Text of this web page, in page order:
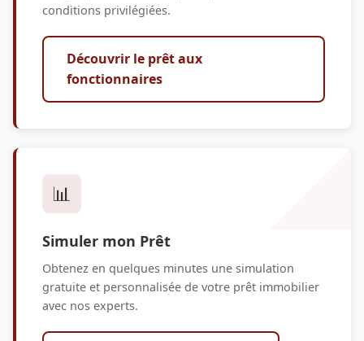
conditions privilégiées.
Découvrir le prêt aux
fonctionnaires
📊
Simuler mon Prêt
Obtenez en quelques minutes une simulation
gratuite et personnalisée de votre prêt immobilier
avec nos experts.